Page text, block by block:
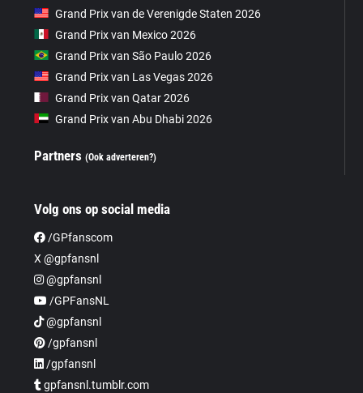
Grand Prix van de Verenigde Staten 2026
Grand Prix van Mexico 2026
Grand Prix van São Paulo 2026
Grand Prix van Las Vegas 2026
Grand Prix van Qatar 2026
Grand Prix van Abu Dhabi 2026
Partners(Ook adverteren?)
Volg ons op social media
/GPfanscom
X @gpfansnl
@gpfansnl
/GPFansNL
@gpfansnl
/gpfansnl
/gpfansnl
gpfansnl.tumblr.com